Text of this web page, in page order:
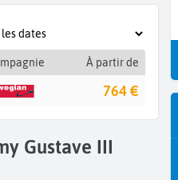
À partir de
764 €
Gustave III